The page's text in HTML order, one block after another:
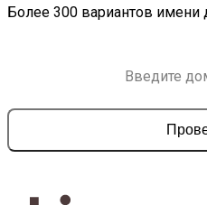
Более 300 вариантов имени